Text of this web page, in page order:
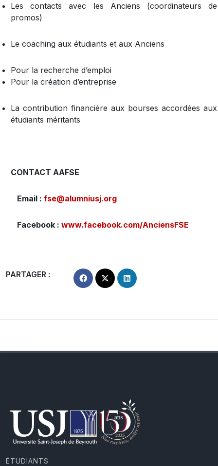
Les contacts avec les Anciens (coordinateurs de
promos)
Le coaching aux étudiants et aux Anciens
Pour la recherche d’emploi
Pour la création d’entreprise
La contribution financière aux bourses accordées aux
étudiants méritants
CONTACT AAFSE
Email : fse@alumniusj.org
Facebook : www.facebook.com/AnciensFSE
PARTAGER :
ÉTUDIANTS